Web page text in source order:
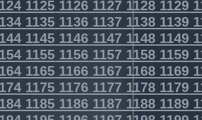
1125 1126 1127 1128 1129
1135 1136 1137 1138 1139
1145 1146 1147 1148 1149
1155 1156 1157 1158 1159
1165 1166 1167 1168 1169
1175 1176 1177 1178 1179
1185 1186 1187 1188 1189